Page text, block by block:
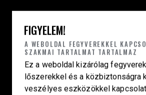
Déry Tibor u.13.
info@keilertactical.hu
+36 30 799 73 39
FIGYELEM!
A WEBOLDAL FEGYVEREKKEL
SZAKMAI TARTALMAT TARTALMAZ
Ez a weboldal kizárólag
lőszerekkel és a közbiztonságra
veszélyes eszközökkel